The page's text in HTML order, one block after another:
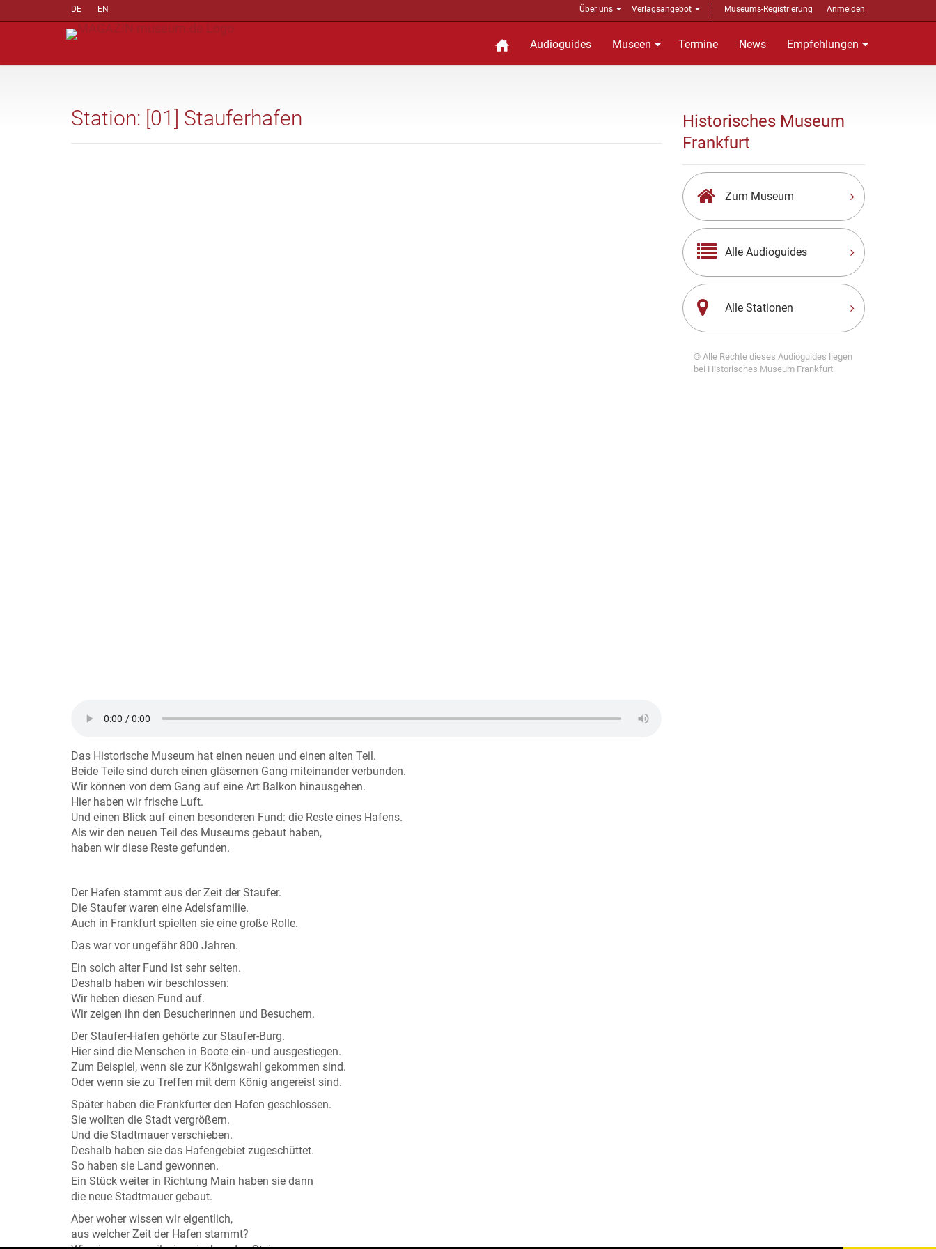
DE EN Über uns Verlagsangebot Museums-Registrierung Anmelden
Audioguides Museen Termine News Empfehlungen
Station: [01] Stauferhafen
Das Historische Museum hat einen neuen und einen alten Teil.
Beide Teile sind durch einen gläsernen Gang miteinander verbunden.
Wir können von dem Gang auf eine Art Balkon hinausgehen.
Hier haben wir frische Luft.
Und einen Blick auf einen besonderen Fund: die Reste eines Hafens.
Als wir den neuen Teil des Museums gebaut haben,
haben wir diese Reste gefunden.
Der Hafen stammt aus der Zeit der Staufer.
Die Staufer waren eine Adelsfamilie.
Auch in Frankfurt spielten sie eine große Rolle.
Das war vor ungefähr 800 Jahren.
Ein solch alter Fund ist sehr selten.
Deshalb haben wir beschlossen:
Wir heben diesen Fund auf.
Wir zeigen ihn den Besucherinnen und Besuchern.
Der Staufer-Hafen gehörte zur Staufer-Burg.
Hier sind die Menschen in Boote ein- und ausgestiegen.
Zum Beispiel, wenn sie zur Königswahl gekommen sind.
Oder wenn sie zu Treffen mit dem König angereist sind.
Später haben die Frankfurter den Hafen geschlossen.
Sie wollten die Stadt vergrößern.
Und die Stadtmauer verschieben.
Deshalb haben sie das Hafengebiet zugeschüttet.
So haben sie Land gewonnen.
Ein Stück weiter in Richtung Main haben sie dann
die neue Stadtmauer gebaut.
Aber woher wissen wir eigentlich,
aus welcher Zeit der Hafen stammt?
Historisches Museum
Frankfurt
Zum Museum
Alle Audioguides
Alle Stationen
© Alle Rechte dieses Audioguides liegen
bei Historisches Museum Frankfurt